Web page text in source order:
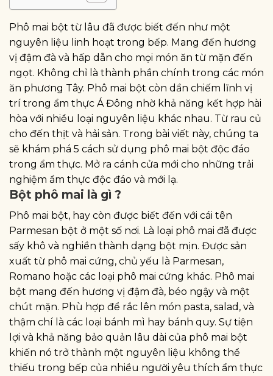
Phô mai bột từ lâu đã được biết đến như một
nguyên liệu linh hoạt trong bếp. Mang đến hương
vị đậm đà và hấp dẫn cho mọi món ăn từ mặn đến
ngọt. Không chỉ là thành phần chính trong các món
ăn phương Tây. Phô mai bột còn dần chiếm lĩnh vị
trí trong ẩm thực Á Đông nhờ khả năng kết hợp hài
hòa với nhiều loại nguyên liệu khác nhau. Từ rau củ
cho đến thịt và hải sản. Trong bài viết này, chúng ta
sẽ khám phá 5 cách sử dụng phô mai bột độc đáo
trong ẩm thực. Mở ra cánh cửa mới cho những trải
nghiệm ẩm thực độc đáo và mới lạ.
Bột phô mai là gì ?
Phô mai bột, hay còn được biết đến với cái tên
Parmesan bột ở một số nơi. Là loại phô mai đã được
sấy khô và nghiền thành dạng bột mịn. Được sản
xuất từ phô mai cứng, chủ yếu là Parmesan,
Romano hoặc các loại phô mai cứng khác. Phô mai
bột mang đến hương vị đậm đà, béo ngậy và một
chút mặn. Phù hợp để rắc lên món pasta, salad, và
thậm chí là các loại bánh mì hay bánh quy. Sự tiện
lợi và khả năng bảo quản lâu dài của phô mai bột
khiến nó trở thành một nguyên liệu không thể
thiếu trong bếp của nhiều người yêu thích ẩm thực